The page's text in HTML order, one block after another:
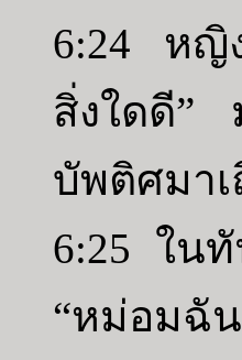
6:24 หญิ
สิ่งใดดี”
บัพติศมาเ
6:25 ใน
“หม่อมฉั